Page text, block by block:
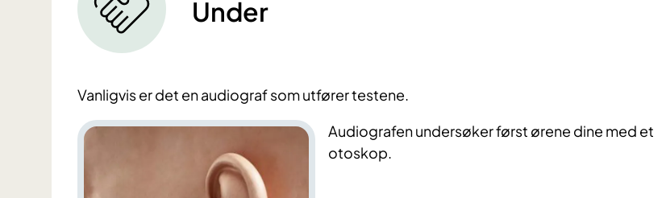
Under
Vanligvis er det en audiograf som utfører testene.
Audiografen undersøker først ørene dine med et
otoskop.